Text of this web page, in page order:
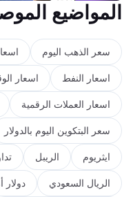
المواضيع
سعر الذهب اليوم
اسعار النفط اسعار
اسعار العملات الرقمية
سعر البتكوين اليوم بالدولار
ايثريوم الريبل
الريال السعودي دولار